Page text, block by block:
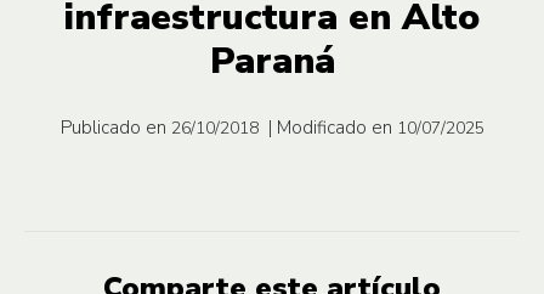
infraestructura en Alto
Paraná
Publicado en 26/10/2018 | Modificado en 10/07/2025